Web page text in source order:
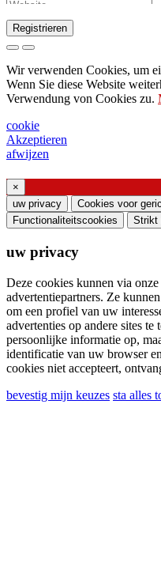
Anfrage zum
Bitte wenden Sie
Vertriebsmitarbeiter
Bitte um
Anfrage für Webinar
Verordnung Nr. 2016/
Ich erkläre, dass ich
Verarbeitung
habe und der
personenbezogenen
Ich stimme der
persönlichen Daten
erhalten
Registrieren
Wir verwenden Cookies, um
Wenn Sie diese Website
Verwendung von Cookies zu.
cookie
Akzeptieren
afwijzen
×
uw privacy
Cookies voor
Functionaliteitscookies
Strikt
uw privacy
Deze cookies kunnen via
advertentiepartners. Ze
om een ​​profiel van uw
advertenties op andere sites te
persoonlijke informatie op,
identificatie van uw browser
cookies niet accepteert,
bevestig mijn keuzes sta alles